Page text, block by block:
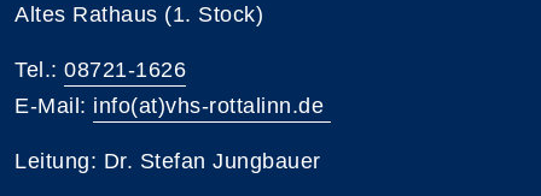
Altes Rathaus (1. Stock)
Tel.: 08721-1626
E-Mail: info(at)vhs-rottalinn.de
Leitung: Dr. Stefan Jungbauer